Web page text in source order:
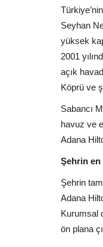
Seyhan
yüksek
2001
açık
Köprü ve
Sabancı
havuz ve
Adana
Şehrin en
Şehrin
Adana
Kurumsal
ön plana